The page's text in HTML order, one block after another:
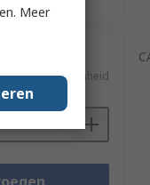
€ 278,13/eenheid
Meer